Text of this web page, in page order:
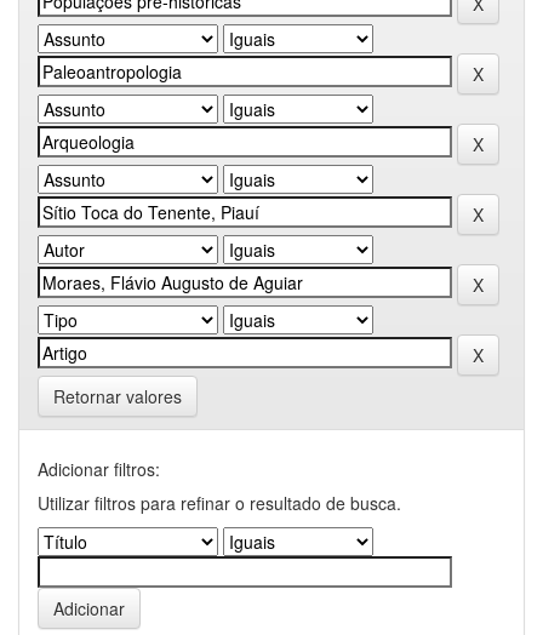
Retornar valores
Adicionar filtros:
Utilizar filtros para refinar o resultado de busca.